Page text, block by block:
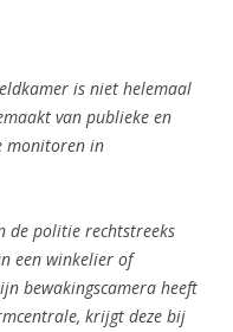
is niet helemaal
van publieke en
monitoren in
de politie rechtstreeks
een winkelier of
bewakingscamera heeft
krijgt deze bij